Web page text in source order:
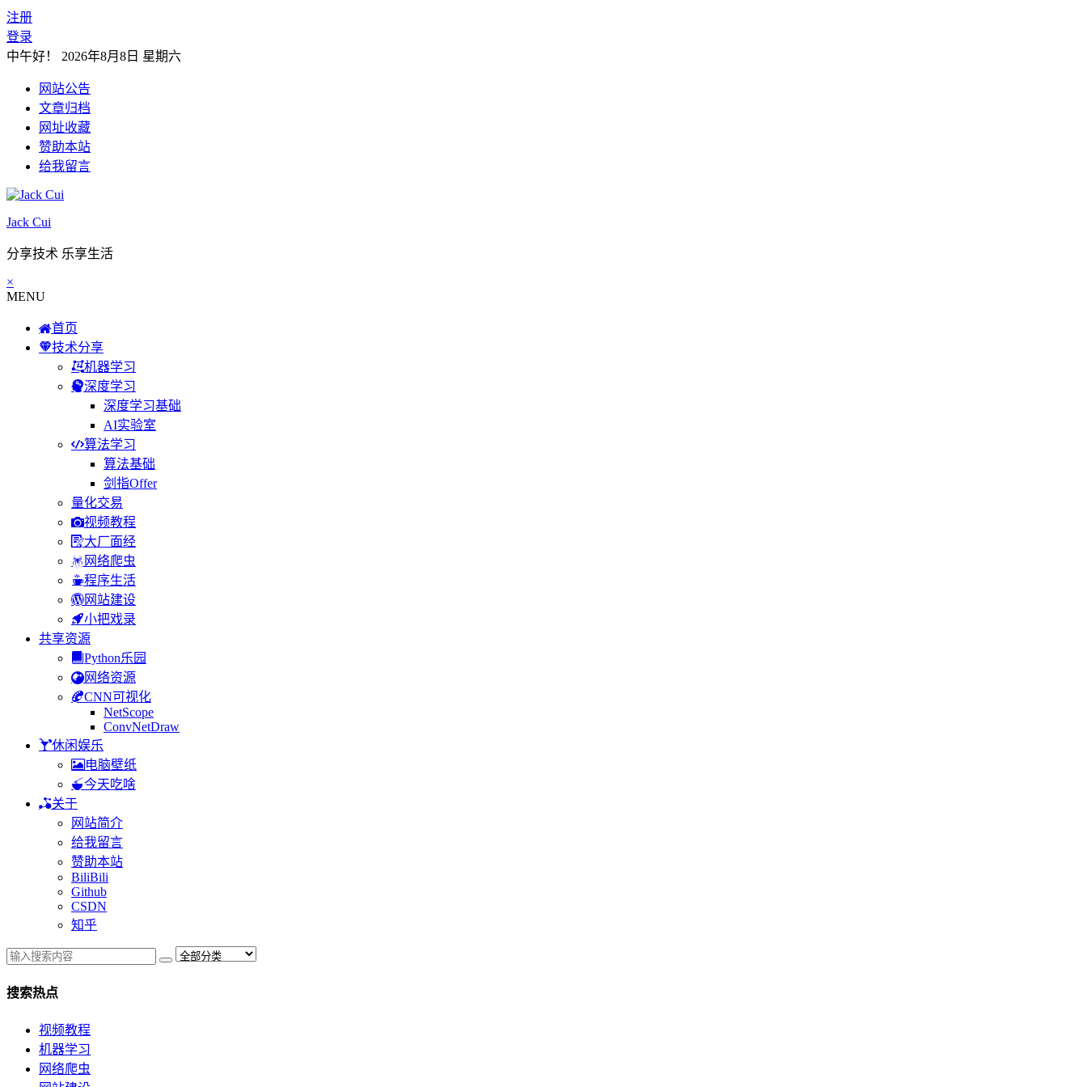
注册
登录
中午好！ 2026年8月8日 星期六
网站公告
文章归档
网址收藏
赞助本站
给我留言
Jack Cui
分享技术 乐享生活
×
MENU
首页
技术分享
机器学习
深度学习
深度学习基础
AI实验室
算法学习
算法基础
剑指Offer
量化交易
视频教程
大厂面经
网络爬虫
程序生活
网站建设
小把戏录
共享资源
Python乐园
网络资源
CNN可视化
NetScope
ConvNetDraw
休闲娱乐
电脑壁纸
今天吃啥
关于
网站简介
给我留言
赞助本站
BiliBili
Github
CSDN
知乎
搜索热点
视频教程
机器学习
网络爬虫